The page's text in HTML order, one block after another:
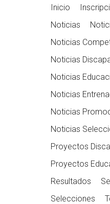
Inicio
Noticias
Noticias
Noticias
Noticias
Noticias
Noticias
Noticias
Proyectos
Proyectos
Resultados
Selecciones